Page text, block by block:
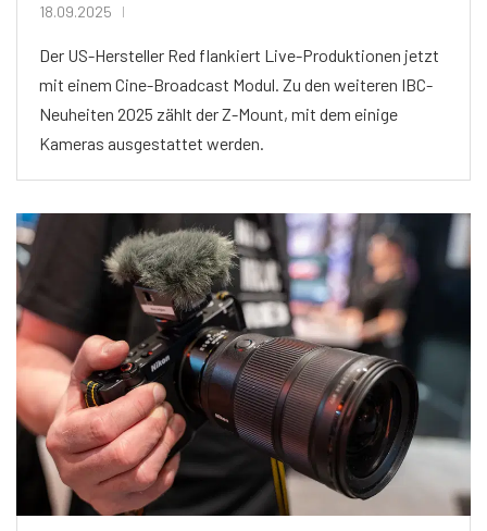
18.09.2025
Der US-Hersteller Red flankiert Live-Produktionen jetzt
mit einem Cine-Broadcast Modul. Zu den weiteren IBC-
Neuheiten 2025 zählt der Z-Mount, mit dem einige
Kameras ausgestattet werden.